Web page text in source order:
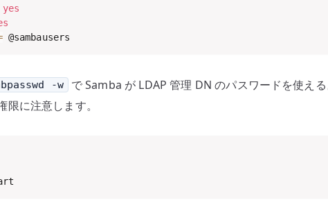
yes
@sambausers
-w
で Samba が LDAP 管理 DN のパスワードを使え
に注意します。